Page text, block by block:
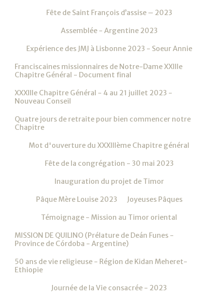
Fête de Saint François d’assise – 2023
Assemblée - Argentine 2023
Expérience des JMJ à Lisbonne 2023 - Soeur Annie
Franciscaines missionnaires de Notre-Dame XXIIIe
Chapitre Général - Document final
XXXIIIe Chapitre Général - 4 au 21 juillet 2023 -
Nouveau Conseil
Quatre jours de retraite pour bien commencer notre
Chapitre
Mot d'ouverture du XXXIIIème Chapitre général
Fête de la congrégation - 30 mai 2023
Inauguration du projet de Timor
Pâque Mère Louise 2023 Joyeuses Pâques
Témoignage - Mission au Timor oriental
MISSION DE QUILINO (Prélature de Deán Funes -
Province de Córdoba - Argentine)
50 ans de vie religieuse - Région de Kidan Meheret-
Ethiopie
Journée de la Vie consacrée - 2023